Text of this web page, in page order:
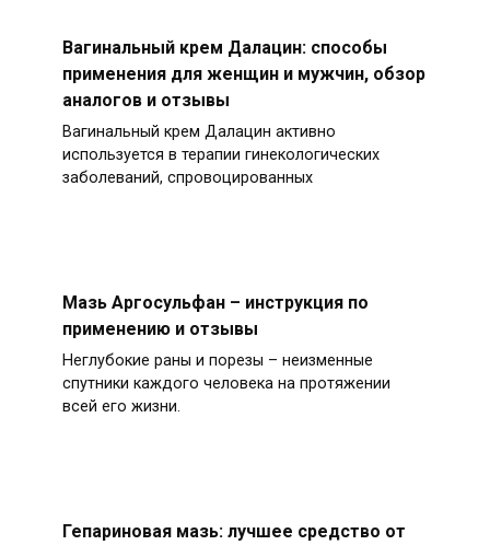
Вагинальный крем Далацин: способы
применения для женщин и мужчин, обзор
аналогов и отзывы
Вагинальный крем Далацин активно
используется в терапии гинекологических
заболеваний, спровоцированных
Мазь Аргосульфан – инструкция по
применению и отзывы
Неглубокие раны и порезы – неизменные
спутники каждого человека на протяжении
всей его жизни.
Гепариновая мазь: лучшее средство от